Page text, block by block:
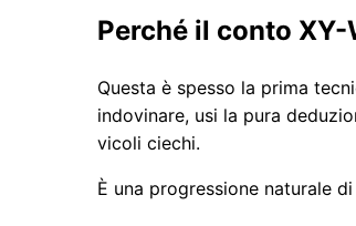
Perché il conto XY-
Questa è spesso la prima
indovinare, usi la pura
vicoli ciechi.
È una progressione naturale di